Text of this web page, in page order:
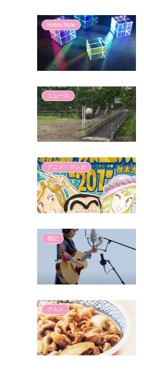
HobbyStyle
ニュース
アニメ・マンガ
雑記
グルメ